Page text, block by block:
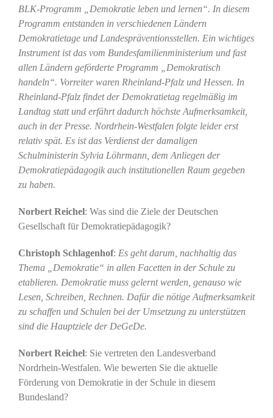
BLK-Programm „Demokratie leben und lernen“. In diesem
Programm entstanden in verschiedenen Ländern
Demokratietage und Landespräventionsstellen. Ein wichtiges
Instrument ist das vom Bundesfamilienministerium und fast
allen Ländern geförderte Programm „Demokratisch
handeln“. Vorreiter waren Rheinland-Pfalz und Hessen. In
Rheinland-Pfalz findet der Demokratietag regelmäßig im
Landtag statt und erfährt dadurch höchste Aufmerksamkeit,
auch in der Presse. Nordrhein-Westfalen folgte leider erst
relativ spät. Es ist das Verdienst der damaligen
Schulministerin Sylvia Löhrmann, dem Anliegen der
Demokratiepädagogik auch institutionellen Raum gegeben
zu haben.
Norbert Reichel: Was sind die Ziele der Deutschen
Gesellschaft für Demokratiepädagogik?
Christoph Schlagenhof: Es geht darum, nachhaltig das
Thema „Demokratie“ in allen Facetten in der Schule zu
etablieren. Demokratie muss gelernt werden, genauso wie
Lesen, Schreiben, Rechnen. Dafür die nötige Aufmerksamkeit
zu schaffen und Schulen bei der Umsetzung zu unterstützen
sind die Hauptziele der DeGeDe.
Norbert Reichel: Sie vertreten den Landesverband
Nordrhein-Westfalen. Wie bewerten Sie die aktuelle
Förderung von Demokratie in der Schule in diesem
Bundesland?